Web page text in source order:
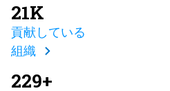
21K
貢献している
組織
229+